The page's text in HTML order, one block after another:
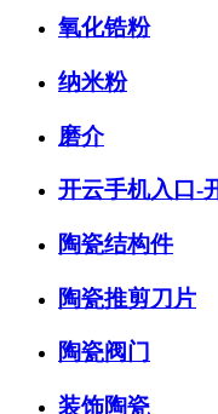
氧化锆粉
纳米粉
磨介
开云手机入口-
陶瓷结构件
陶瓷推剪刀片
陶瓷阀门
装饰陶瓷